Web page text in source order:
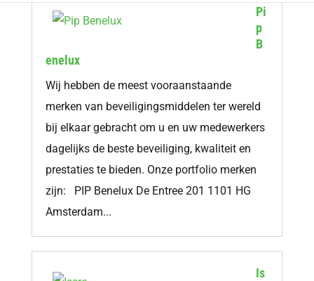
Pi
p
B
enelux
Wij hebben de meest vooraanstaande
merken van beveiligingsmiddelen ter wereld
bij elkaar gebracht om u en uw medewerkers
dagelijks de beste beveiliging, kwaliteit en
prestaties te bieden. Onze portfolio merken
zijn: PIP Benelux De Entree 201 1101 HG
Amsterdam...
Is